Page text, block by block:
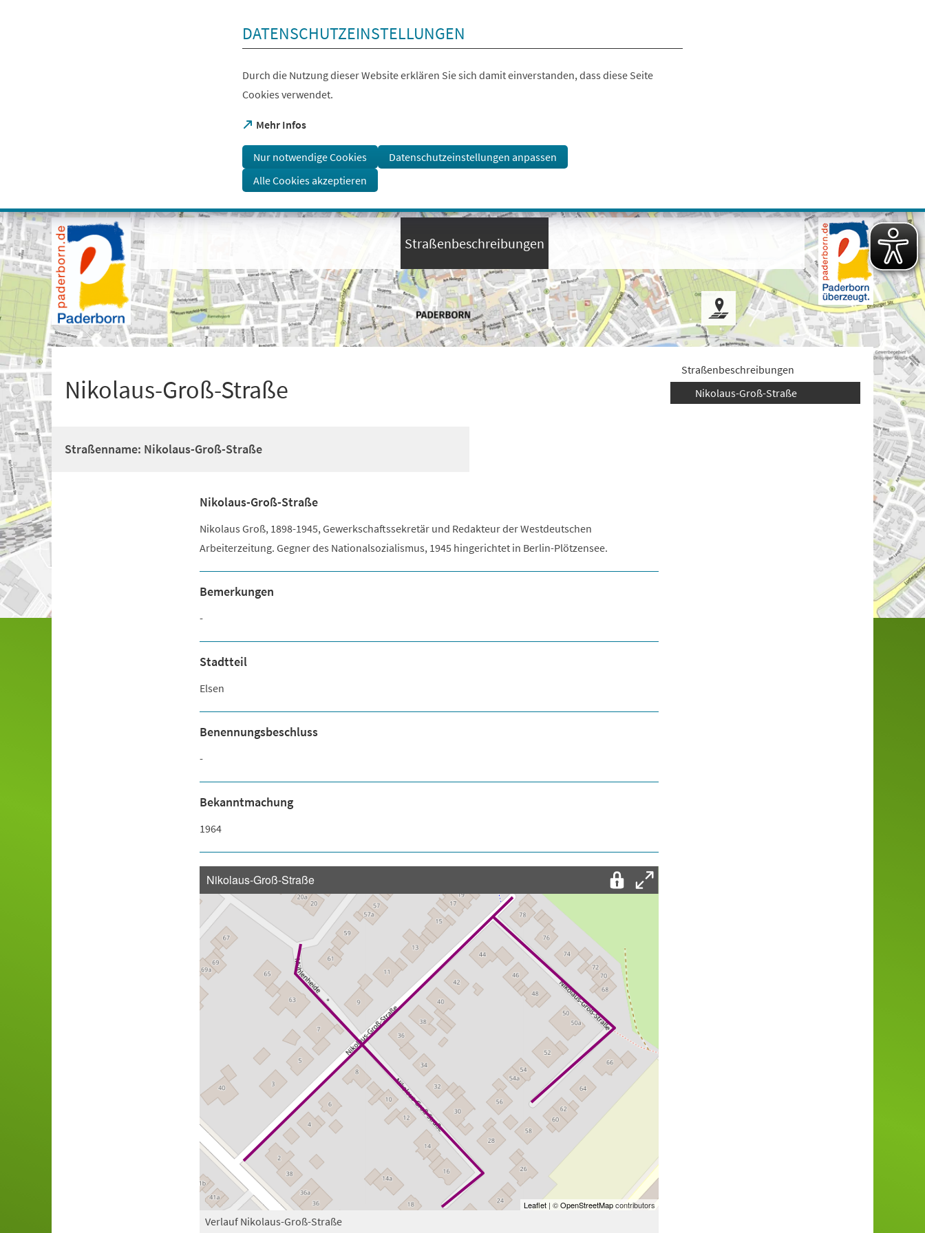
Visuelle
Assistenzsoftware
öffnen.
Mit
der
Tastatur
erreichbar
über
+
DATENSCHUTZEINSTELLUNGEN
Durch die Nutzung dieser Website erklären Sie sich damit einverstanden, dass diese Seite
Cookies verwendet.
Mehr Infos
(Öffnet
einem
neuen
Tab)
Nur notwendige Cookies
Datenschutzeinstellungen anpassen
Alle Cookies akzeptieren
Straßenbeschreibungen
Nikolaus-Groß-Straße
Straßenname: Nikolaus-Groß-Straße
Nikolaus-Groß-Straße
Nikolaus Groß, 1898-1945, Gewerkschaftssekretär und Redakteur der Westdeutschen
Arbeiterzeitung. Gegner des Nationalsozialismus, 1945 hingerichtet in Berlin-Plötzensee.
Bemerkungen
-
Stadtteil
Elsen
Benennungsbeschluss
-
Bekanntmachung
1964
Leaflet| ©OpenStreetMapcontributors
Nikolaus-Groß-Straße
Verlauf Nikolaus-Groß-Straße
Straßenbeschreibungen
Nikolaus-Groß-Straße